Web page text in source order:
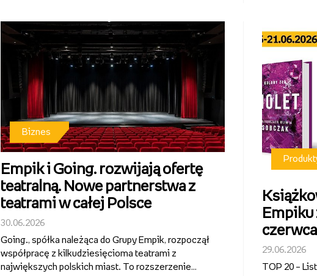
Biznes
Empik i Going. rozwijają ofertę
teatralną. Nowe partnerstwa z
teatrami w całej Polsce
30.06.2026
Going., spółka należąca do Grupy Empik, rozpoczął
współpracę z kilkudziesięcioma teatrami z
największych polskich miast. To rozszerzenie
Empiku
29.06.2026
TOP 20 –